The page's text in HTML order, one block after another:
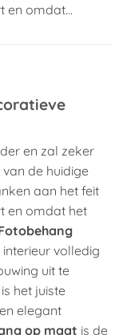
en omdat…
en zal zeker
de huidige
aan het feit
en omdat het
volledig
uit te
het juiste
elegant
op maat is de